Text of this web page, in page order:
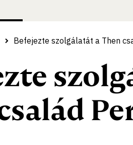
Befejezte szolgálatát a Then